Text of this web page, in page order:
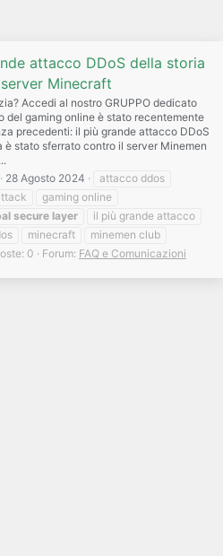
attacco DDoS della storia
Minecraft
Accedi al nostro GRUPPO dedicato
del gaming online è stato recentemente
precedenti: il più grande attacco DDoS
è stato sferrato contro il server Minemen
28 Agosto 2024
attacco ddos
gaming online
secure layer
il più grande attacco
minecraft
minemen club
0 Forum: FAQ e Comunicazioni